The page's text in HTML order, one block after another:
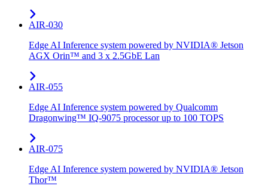
AIR-030
Edge AI Inference system powered by NVIDIA® Jetson
AGX Orin™ and 3 x 2.5GbE Lan
AIR-055
Edge AI Inference system powered by Qualcomm
Dragonwing™ IQ-9075 processor up to 100 TOPS
AIR-075
Edge AI Inference system powered by NVIDIA® Jetson
Thor™